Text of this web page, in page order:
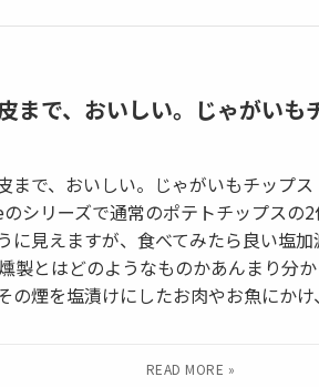
まで、おいしい。じゃがい
まで、おいしい。じゃがいもチップ
シリーズで通常のポテトチップスの
に見えますが、食べてみたら良い塩
製とはどのようなものかあんまり分
の煙を塩漬けにしたお肉やお魚にか